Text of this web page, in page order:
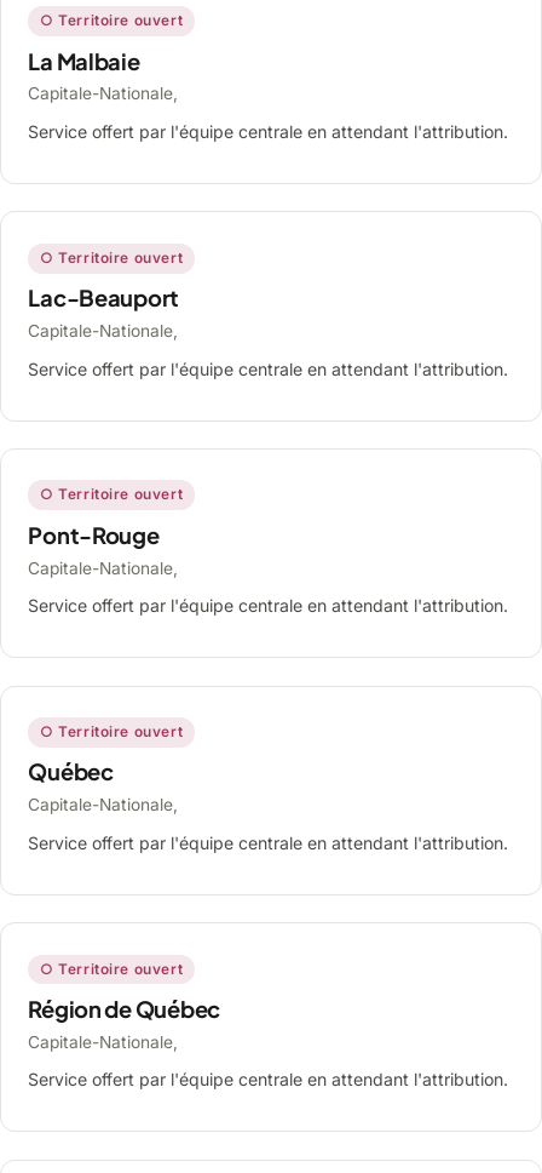
○ Territoire ouvert
La Malbaie
Capitale-Nationale,
Service offert par l'équipe centrale en attendant l'attribution.
○ Territoire ouvert
Lac-Beauport
Capitale-Nationale,
Service offert par l'équipe centrale en attendant l'attribution.
○ Territoire ouvert
Pont-Rouge
Capitale-Nationale,
Service offert par l'équipe centrale en attendant l'attribution.
○ Territoire ouvert
Québec
Capitale-Nationale,
Service offert par l'équipe centrale en attendant l'attribution.
○ Territoire ouvert
Région de Québec
Capitale-Nationale,
Service offert par l'équipe centrale en attendant l'attribution.